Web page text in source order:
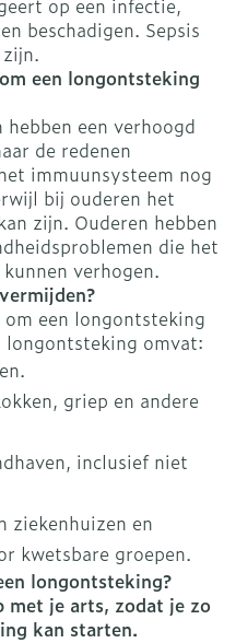
op een infectie,
beschadigen. Sepsis
een longontsteking
een verhoogd
de redenen
immuunsysteem nog
bij ouderen het
zijn. Ouderen hebben
die het
verhogen.
een longontsteking
longontsteking omvat:
griep en andere
inclusief niet
ziekenhuizen en
kwetsbare groepen.
longontsteking?
met je arts, zodat je zo
kan starten.